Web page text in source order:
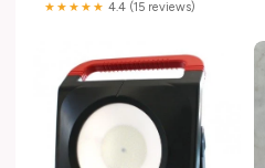
★★★★★ 4.4 (15 reviews)